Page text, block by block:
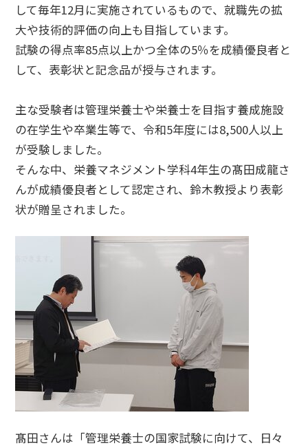
して毎年12月に実施されているもので、就職先の拡
大や技術的評価の向上も目指しています。
試験の得点率85点以上かつ全体の5％を成績優良者と
して、表彰状と記念品が授与されます。
主な受験者は管理栄養士や栄養士を目指す養成施設
の在学生や卒業生等で、令和5年度には8,500人以上
が受験しました。
そんな中、栄養マネジメント学科4年生の髙田成龍さ
んが成績優良者として認定され、鈴木教授より表彰
状が贈呈されました。
髙田さんは「管理栄養士の国家試験に向けて、日々